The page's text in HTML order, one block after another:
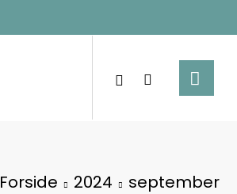
Forside 2024 september